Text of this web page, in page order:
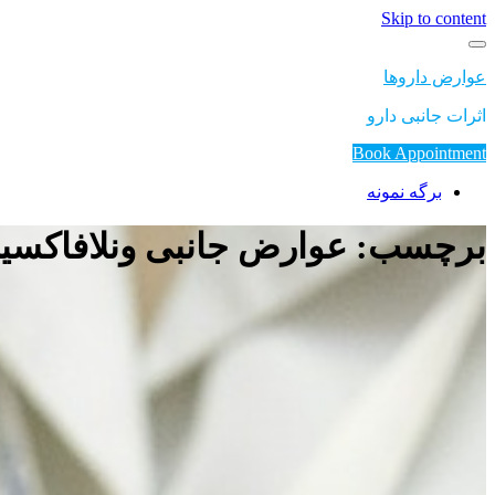
Skip to content
عوارض داروها
اثرات جانبی دارو
Book Appointment
برگه نمونه
برچسب: عوارض جانبی